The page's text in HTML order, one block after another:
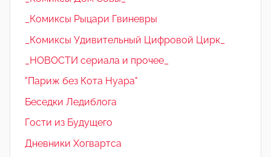
_Комиксы Рыцари Гвиневры
_Комиксы Удивительный Цифровой Цирк_
_НОВОСТИ сериала и прочее_
"Париж без Кота Нуара"
Беседки Ледиблога
Гости из Будущего
Дневники Хогвартса